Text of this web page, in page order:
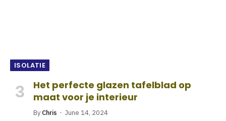
ISOLATIE
Het perfecte glazen tafelblad op
maat voor je interieur
By Chris June 14, 2024